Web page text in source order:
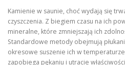
Kamienie w saunie, choć wydają się
czyszczenia. Z biegiem czasu na ich
mineralne, które zmniejszają ich
Standardowe metody obejmują
okresowe suszenie ich w
zapobiega pękaniu i utracie